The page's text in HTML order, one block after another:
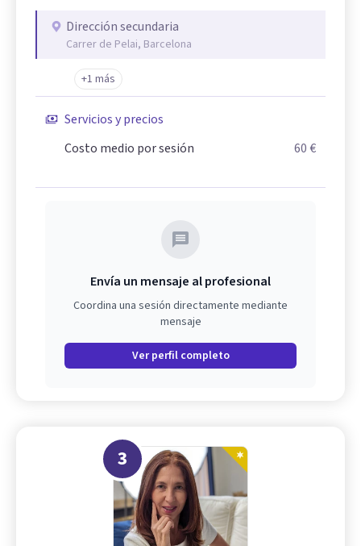
Dirección secundaria
Carrer de Pelai, Barcelona
+1 más
Servicios y precios
Costo medio por sesión
60 €
Envía un mensaje al profesional
Coordina una sesión directamente mediante
mensaje
Ver perfil completo
3